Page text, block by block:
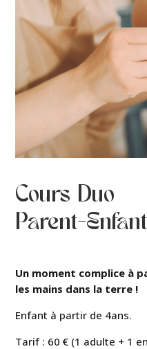
Cours Duo
Parent-Enfant
Un moment complice à
les mains dans la terre !
Enfant à partir de 4ans.
Tarif : 60 € (1 adulte + 1